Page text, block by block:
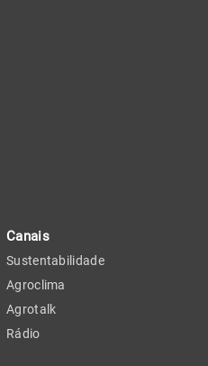
Canais
Sustentabilidade
Agroclima
Agrotalk
Rádio